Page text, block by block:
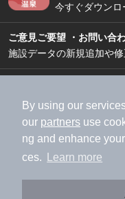
By using our
our partners use
ng and enhance
ces.
Learn more
今すぐダウンロ
ご意見ご要望 ・お問い合
施設データの新規追加や
加盟店募集（
利用規約
ラ
特定商取引法に
運営会社